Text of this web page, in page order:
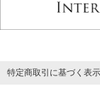
特定商取引に基づく表示